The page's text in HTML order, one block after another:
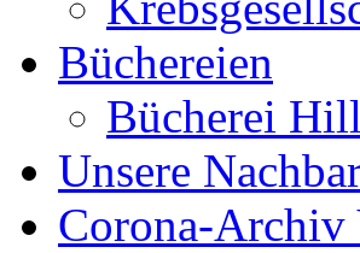
Büchereien
Bücherei
Unsere
Corona-Archiv